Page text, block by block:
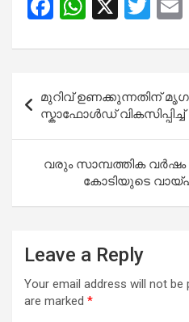
F
ce
b
o
o
k
W
at
A
p
p
X
T
tt
er
navigation
മുറിവ് ഉണക്കുന്നതിന് മൃഗ
സ്കാഫോൾഡ് വികസിപ്പിച്ച്
വരും സാമ്പത്തിക വർഷം
കോടിയുടെ
Leave a Reply
Your email address will not be
are marked *